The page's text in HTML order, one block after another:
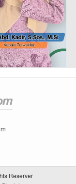
Reserver